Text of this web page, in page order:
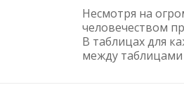
Несмотря на
человечеством
В таблицах для
между таблицами